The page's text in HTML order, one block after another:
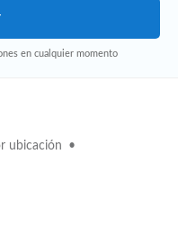
en cualquier momento
ubicación